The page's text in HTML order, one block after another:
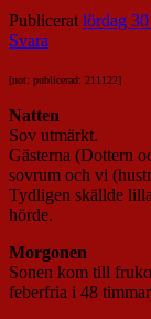
Publicerat lördag
Svara
[not: publicerad: 211122]
Natten
Sov utmärkt.
Gästerna (Dottern
sovrum och vi
Tydligen skällde
hörde.
Morgonen
Sonen kom till
feberfria i 48